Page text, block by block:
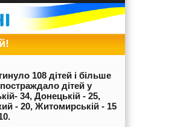
108 дітей і більше
дітей у
34, Донецькій - 25,
- 20, Житомирській - 15